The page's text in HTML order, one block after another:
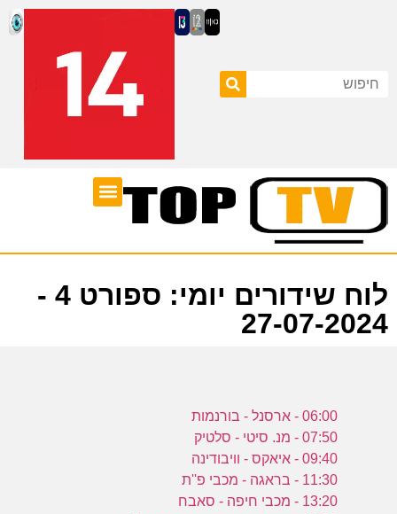
לוח שידורים יומי: ספורט 4 -
27-07-2024
06:00 - ארסנל - בורנמות
07:50 - מנ. סיטי - סלטיק
09:40 - איאקס - וויבודינה
11:30 - בראגה - מכבי פ''ת
13:20 - מכבי חיפה - סאבח